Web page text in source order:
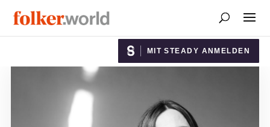
MIT STEADY ANMELDEN